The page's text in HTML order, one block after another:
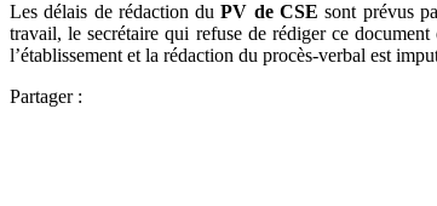
Les délais de rédaction duPV de CSE sont prévus
travail, le secrétaire qui refuse de rédiger ce
l’établissement et la rédaction du procès-verbal est
Partager :